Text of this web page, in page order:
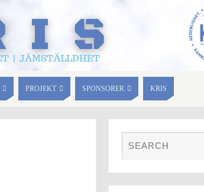
PROJEKT SPONSORER KRIS